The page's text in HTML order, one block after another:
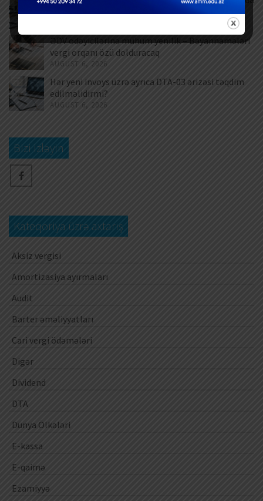
yeni hədəflər
ƏDV ödəyicilərinə mühüm yenilik – Bəyannamələri
vergi orqanı özü dolduracaq
AUGUST 6, 2026
Hər yeni invoys üzrə ayrıca DTA-03 ərizəsi təqdim
edilməlidirmi?
AUGUST 6, 2026
Bizi izləyin
Kateqoriya üzrə axtarış
Aksiz vergisi
Amortizasiya ayırmaları
Audit
Barter əməliyyatları
Cari vergi ödəmələri
Digər
Dividend
DTA
Dünya Ölkələri
E-kassa
E-qaimə
Ezamiyyə